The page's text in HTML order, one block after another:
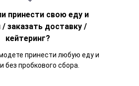
принести свою еду и
/ заказать доставку /
кейтеринг?
принести любую еду и
без пробкового сбора.